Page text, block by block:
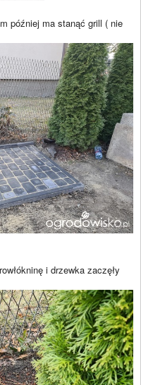
później ma stanąć grill ( nie
i drzewka zaczęły